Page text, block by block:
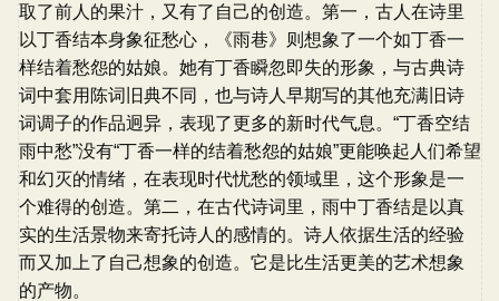
取了前人的果汁，又有了自己的创造。第一，古人在诗里
以丁香结本身象征愁心，《雨巷》则想象了一个如丁香一
样结着愁怨的姑娘。她有丁香瞬忽即失的形象，与古典诗
词中套用陈词旧典不同，也与诗人早期写的其他充满旧诗
词调子的作品迥异，表现了更多的新时代气息。“丁香空结
雨中愁”没有“丁香一样的结着愁怨的姑娘”更能唤起人们希望
和幻灭的情绪，在表现时代忧愁的领域里，这个形象是一
个难得的创造。第二，在古代诗词里，雨中丁香结是以真
实的生活景物来寄托诗人的感情的。诗人依据生活的经验
而又加上了自己想象的创造。它是比生活更美的艺术想象
的产物。